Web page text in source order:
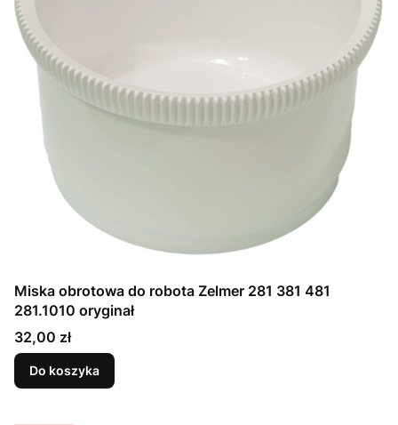
Miska obrotowa do robota Zelmer 281 381 481
281.1010 oryginał
Cena
32,00 zł
Do koszyka